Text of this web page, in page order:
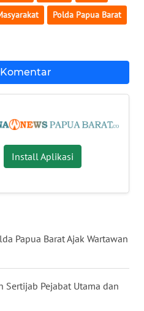
Polda Papua Barat
Install Aplikasi
Papua Barat Ajak Wartawan
Sertijab Pejabat Utama dan